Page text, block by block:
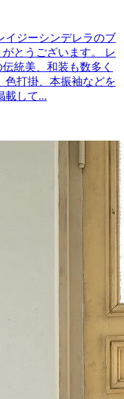
イジーシンデレラのブ
とうございます。 レ
統美、和装も数多く
色打掛、本振袖などを
載して...